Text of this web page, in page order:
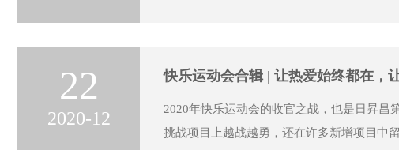
22
2020-12
快乐运动会合辑 | 让热爱始终都在，
2020年快乐运动会的收官之战，也是日昇昌
挑战项目上越战越勇，还在许多新增项目中